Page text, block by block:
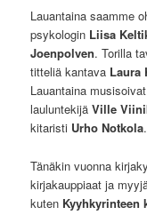
Lauantaina saamme
psykologin Liisa
Joenpolven. Torilla
titteliä kantava Laura
Lauantaina
lauluntekijäVille
kitaristi Urho Notkola.
Tänäkin vuonna
kirjakauppiaat ja
kuten Kyyhkyrinteen